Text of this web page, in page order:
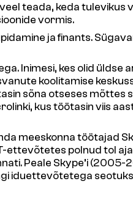
teada, keda tulevikus
vormis.
ja finants.
Inimesi, kes olid üldse
koolitamise
sõna otseses mõttes
kus töötasin viis
meeskonna töötajad
ettevõtetes polnud tol
Peale Skype’i
iduettevõtetega